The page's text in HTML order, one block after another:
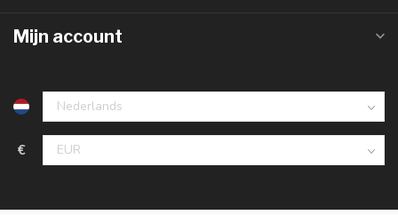
Mijn account
€